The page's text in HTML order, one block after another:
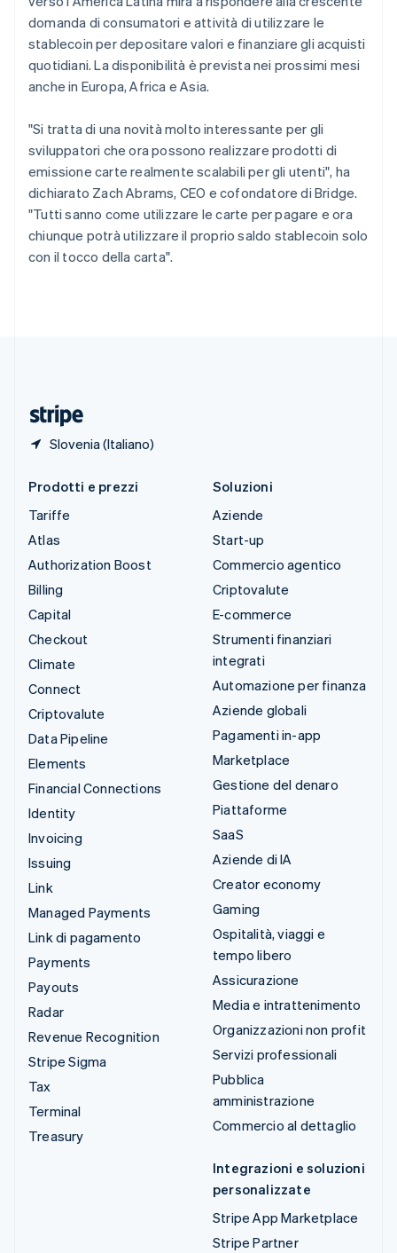
domanda di consumatori e attività di utilizzare le
stablecoin per depositare valori e finanziare gli acquisti
quotidiani. La disponibilità è prevista nei prossimi mesi
anche in Europa, Africa e Asia.
"Si tratta di una novità molto interessante per gli
sviluppatori che ora possono realizzare prodotti di
emissione carte realmente scalabili per gli utenti", ha
dichiarato Zach Abrams, CEO e cofondatore di Bridge.
"Tutti sanno come utilizzare le carte per pagare e ora
chiunque potrà utilizzare il proprio saldo stablecoin solo
con il tocco della carta".
Slovenia (Italiano)
English
Repubblica Ceca
English
Romania
English
Singapore
Slovacchia
English
Slovenia
English Italiano
Spagna
Español English
Stati Uniti
EnglishEspañol简体中文
Prodotti e prezzi
Tariffe
Atlas
Authorization Boost
Billing
Capital
Checkout
Climate
Connect
Criptovalute
Data Pipeline
Elements
Financial Connections
Identity
Invoicing
Issuing
Link
Managed Payments
Link di pagamento
Payments
Payouts
Radar
Revenue Recognition
Stripe Sigma
Tax
Terminal
Treasury
Soluzioni
Aziende
Start-up
Commercio agentico
Criptovalute
E-commerce
Strumenti finanziari
integrati
Automazione per finanza
Aziende globali
Pagamenti in-app
Marketplace
Gestione del denaro
Piattaforme
SaaS
Aziende di IA
Creator economy
Gaming
Ospitalità, viaggi e
tempo libero
Assicurazione
Media e intrattenimento
Organizzazioni non profit
Servizi professionali
Pubblica
amministrazione
Commercio al dettaglio
Integrazioni e soluzioni
personalizzate
Stripe App Marketplace
Stripe Partner